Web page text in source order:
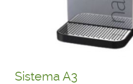
Sistema A3